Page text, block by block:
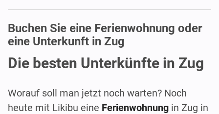
Buchen Sie eine Ferienwohnung oder
eine Unterkunft in Zug
Die besten Unterkünfte in Zug
Worauf soll man jetzt noch warten? Noch
heute mit Likibu eine Ferienwohnung in Zug in